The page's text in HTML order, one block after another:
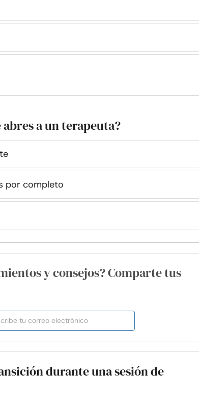
abres a un terapeuta?
por completo
y consejos? Comparte tus
durante una sesión de